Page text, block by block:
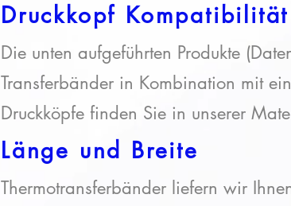
Druckkopf Kompatibilität
Die unten aufgeführten Produkte
Transferbänder in Kombination mit
Druckköpfe finden Sie in unserer
Länge und Breite
Thermotransferbänder liefern wir